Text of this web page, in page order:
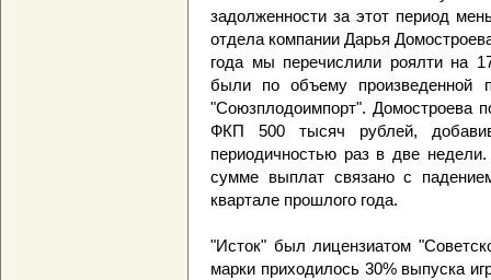
задолженности за этот период
отдела компании Дарья
года мы перечислили роялти на
были по объему произведенной
"Союзплодоимпорт". Домостроева
ФКП 500 тысяч рублей,
периодичностью раз в две
сумме выплат связано с
квартале прошлого года.
"Исток" был лицензиатом
марки приходилось 30% выпуска